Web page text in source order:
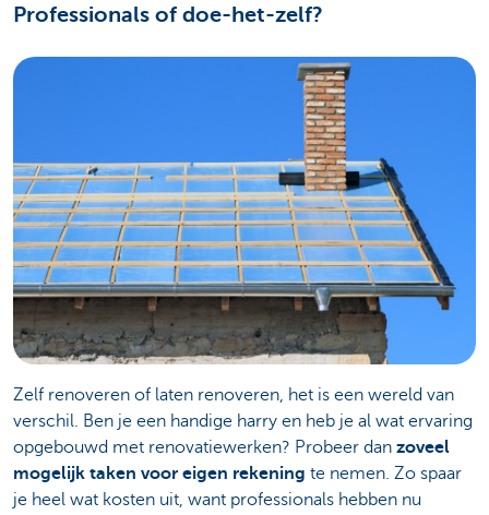
Professionals of doe-het-zelf?
Zelf renoveren of laten renoveren, het is een wereld van
verschil. Ben je een handige harry en heb je al wat ervaring
opgebouwd met renovatiewerken? Probeer dan zoveel
mogelijk taken voor eigen rekening te nemen. Zo spaar
je heel wat kosten uit, want professionals hebben nu